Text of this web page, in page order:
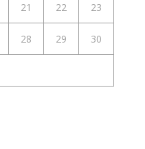
21 22 23
28 29 30